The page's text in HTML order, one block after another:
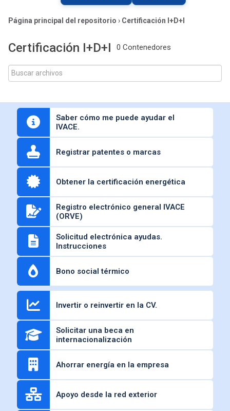
Página principal del repositorio › Certificación I+D+I
Certificación I+D+I 0 Contenedores
Saber cómo me puede ayudar el
IVACE.
Registrar patentes o marcas
Obtener la certificación energética
Registro electrónico general IVACE
(ORVE)
Solicitud electrónica ayudas.
Instrucciones
Bono social térmico
Invertir o reinvertir en la CV.
Solicitar una beca en
internacionalización
Ahorrar energía en la empresa
Apoyo desde la red exterior